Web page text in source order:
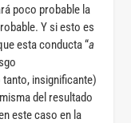
poco probable la
Y si esto es
esta conducta “a
insignificante)
del resultado
este caso en la